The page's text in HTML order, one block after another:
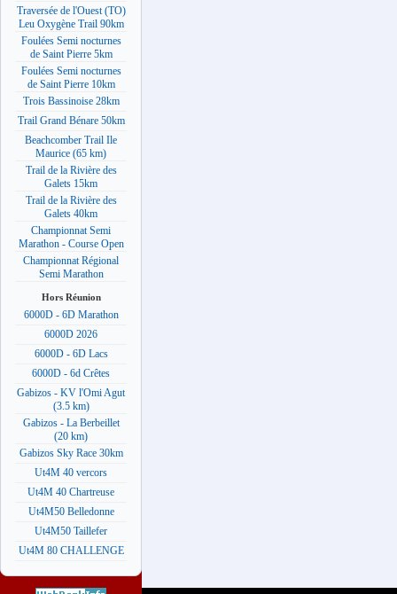
Traversée de l'Ouest (TO)
Leu Oxygène Trail 90km
Foulées Semi nocturnes
de Saint Pierre 5km
Foulées Semi nocturnes
de Saint Pierre 10km
Trois Bassinoise 28km
Trail Grand Bénare 50km
Beachcomber Trail Ile
Maurice (65 km)
Trail de la Rivière des
Galets 15km
Trail de la Rivière des
Galets 40km
Championnat Semi
Marathon - Course Open
Championnat Régional
Semi Marathon
Hors Réunion
6000D - 6D Marathon
6000D 2026
6000D - 6D Lacs
6000D - 6d Crêtes
Gabizos - KV l'Omi Agut
(3.5 km)
Gabizos - La Berbeillet
(20 km)
Gabizos Sky Race 30km
Ut4M 40 vercors
Ut4M 40 Chartreuse
Ut4M50 Belledonne
Ut4M50 Taillefer
Ut4M 80 CHALLENGE